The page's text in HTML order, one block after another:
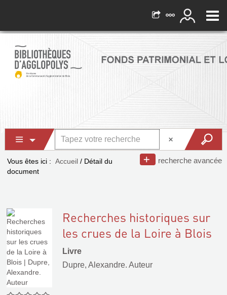
recherche avancée
Vous êtes ici : Accueil / Détail du
document
Recherches historiques sur
les crues de la Loire à Blois
Livre
Dupre, Alexandre. Auteur